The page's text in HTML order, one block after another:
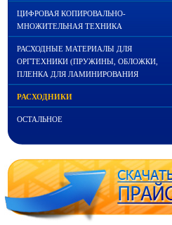
ЦИФРОВАЯ КОПИРОВАЛЬНО-
МНОЖИТЕЛЬНАЯ ТЕХНИКА
РАСХОДНЫЕ МАТЕРИАЛЫ ДЛЯ
ОРГТЕХНИКИ (ПРУЖИНЫ, ОБЛОЖКИ,
ПЛЕНКА ДЛЯ ЛАМИНИРОВАНИЯ
РАСХОДНИКИ
ОСТАЛЬНОЕ